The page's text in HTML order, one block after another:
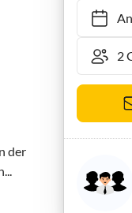
der